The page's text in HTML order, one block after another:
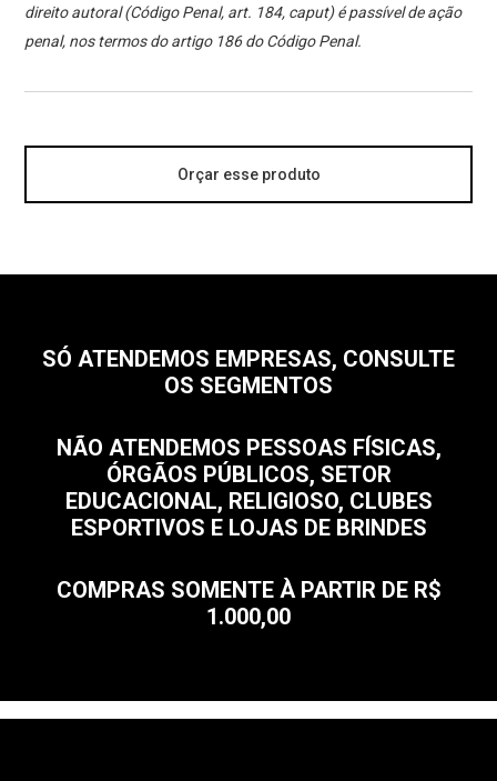
direito autoral (Código Penal, art. 184, caput) é passível de ação
penal, nos termos do artigo 186 do Código Penal.
Orçar esse produto
SÓ ATENDEMOS EMPRESAS, CONSULTE
OS SEGMENTOS
NÃO ATENDEMOS PESSOAS FÍSICAS,
ÓRGÃOS PÚBLICOS, SETOR
EDUCACIONAL, RELIGIOSO, CLUBES
ESPORTIVOS E LOJAS DE BRINDES
COMPRAS SOMENTE À PARTIR DE R$
1.000,00